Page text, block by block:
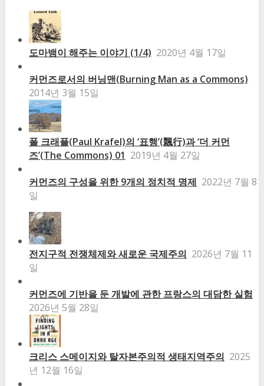
도마뱀이 해주는 이야기 (1/4) 2020년 4월 17일
커먼즈로서의 버닝맨(Burning Man as a Commons)
2014년 3월 15일
폴 크래플(Paul Krafel)의 ‘표행’(飄行)과 ‘더 커먼
즈’(The Commons) 01 2019년 4월 27일
커먼즈의 구성을 위한 9개의 정치적 명제 2022년 7월 8
일
전지구적 전쟁체제와 새로운 국제주의 2026년 7월 11
일
커먼즈에 기반을 둔 개발에 관한 프랑스의 대담한 실험
2026년 5월 28일
크리스 스메이지와 탈자본주의적 생태지역주의 2025
년 12월 16일